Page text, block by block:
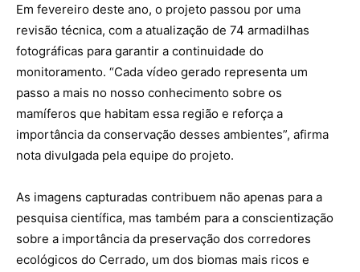
Em fevereiro deste ano, o projeto passou por uma
revisão técnica, com a atualização de 74 armadilhas
fotográficas para garantir a continuidade do
monitoramento. “Cada vídeo gerado representa um
passo a mais no nosso conhecimento sobre os
mamíferos que habitam essa região e reforça a
importância da conservação desses ambientes”, afirma
nota divulgada pela equipe do projeto.
As imagens capturadas contribuem não apenas para a
pesquisa científica, mas também para a conscientização
sobre a importância da preservação dos corredores
ecológicos do Cerrado, um dos biomas mais ricos e